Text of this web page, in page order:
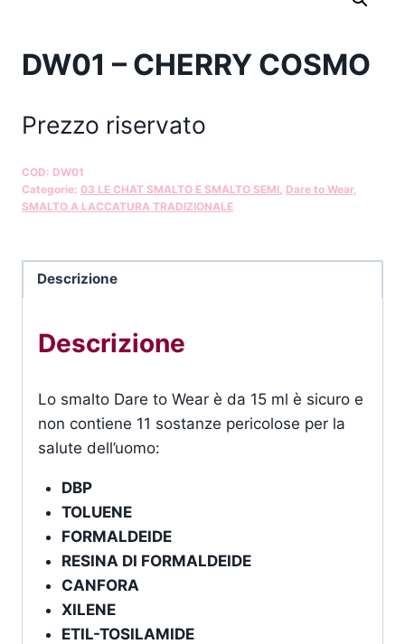
DW01 – CHERRY COSMO
Prezzo riservato
COD: DW01
Categorie: 03 LE CHAT SMALTO E SMALTO SEMI Dare to Wear,
SMALTO A LACCATURA TRADIZIONALE
Descrizione
Descrizione
Lo smalto Dare to Wear è da 15 ml è sicuro e
non contiene 11 sostanze pericolose per la
salute dell’uomo:
DBP
TOLUENE
FORMALDEIDE
RESINA DI FORMALDEIDE
CANFORA
XILENE
ETIL-TOSILAMIDE